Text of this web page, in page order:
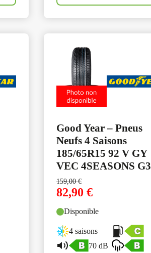
Good Year – Pneus
Neufs 4 Saisons
185/65R15 92 V GY
VEC 4SEASONS G3
159,00€
82,90 €
Disponible
4 saisons
70 dB